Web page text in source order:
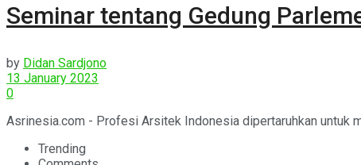
Seminar tentang Gedung
by Didan Sardjono
13 January 2023
0
Asrinesia.com - Profesi Arsitek Indonesia dipertaruhkan untuk
Trending